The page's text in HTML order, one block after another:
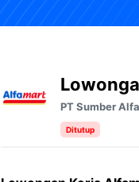
PT Sumber
Ditutup